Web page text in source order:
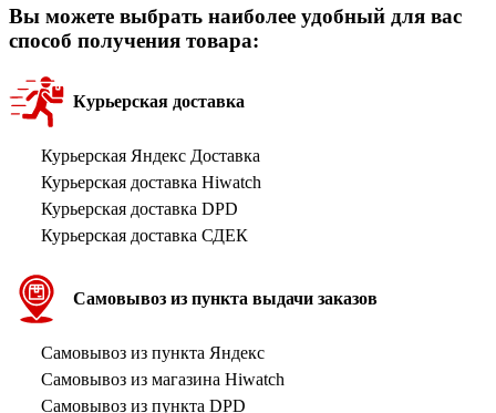
Вы можете выбрать наиболее удобный для вас
способ получения товара:
Курьерская доставка
Курьерская Яндекс Доставка
Курьерская доставка Hiwatch
Курьерская доставка DPD
Курьерская доставка СДЕК
Самовывоз из пункта выдачи заказов
Самовывоз из пункта Яндекс
Самовывоз из магазина Hiwatch
Самовывоз из пункта DPD